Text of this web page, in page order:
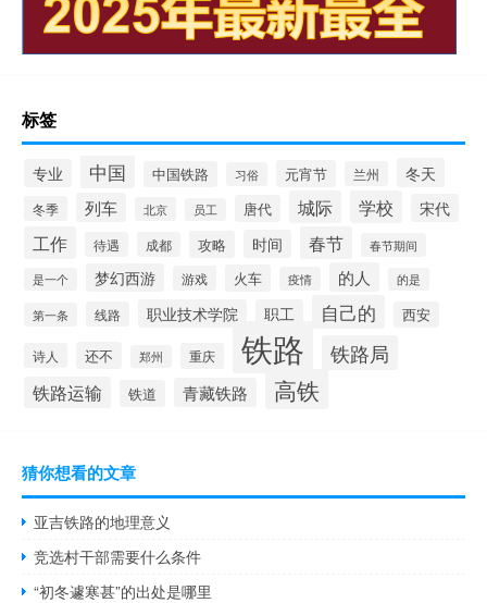
标签
专业 中国 中国铁路 习俗 元宵节 兰州 冬天
冬季 列车 北京 员工 唐代 城际 学校 宋代
工作 待遇 成都 攻略 时间 春节 春节期间
是一个 梦幻西游 游戏 火车 疫情 的人 的是
第一条 线路 职业技术学院 职工 自己的 西安
诗人 还不 郑州 重庆 铁路 铁路局
铁路运输 铁道 青藏铁路 高铁
猜你想看的文章
亚吉铁路的地理意义
竞选村干部需要什么条件
“初冬遽寒甚”的出处是哪里